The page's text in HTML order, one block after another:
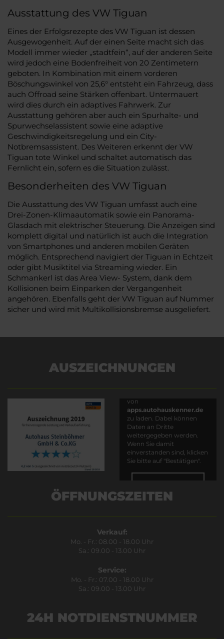
Ausstattung des VW Tiguan
Eines der Erfolgsrezepte des VW Tiguan ist dessen
Ausgewogenheit. Auf der einen Seite macht sich das
Modell immer wieder „stadtfein“, auf der anderen Seite
wird jedoch eine Bodenfreiheit von 20 Zentimetern
geboten. In Kombination mit einem vorderen
Böschungswinkel von 25,6° entsteht ein Fahrzeug, dass
auch Offroad seine Stärken offenbart. Untermauert
wird dies durch ein adaptives Fahrwerk. Zur
Ausstattung gehören aber auch ein Spurhalte- und
Spurwechselassistent sowie eine adaptive
Geschwindigkeitsregelung und ein City-
Notbremsassistent. Des Weiteren erkennt der VW
Tiguan tote Winkel und schaltet automatisch das
Fernlicht ein, sofern es die Situation zulässt.
Besonderheiten des VW Tiguan
Die Ausstattung des VW Tiguan umfasst auch eine
Drei-Zonen-Klimaautomatik sowie ein Panorama-
Glasdach mit elektrischer Steuerung. Die Anzeigen sind
komplett digital und natürlich ist auch die Integration
von Smartphones und anderen mobilen Geräten
möglich. Entsprechend navigiert der Tiguan in Echtzeit
oder gibt Musiktitel via Streaming wieder. Ein
Schmankerl ist das Area View- System, dank dem
Kollisionen beim Einparken der Vergangenheit
angehören. Ebenfalls geht der VW Tiguan auf Nummer
sicher und wird mit Multikollisionsbremse ausgeliefert.
AUSZEICHNUNGEN
von
apps.autohauskenner.de
zu laden. Dabei können
Daten an Dritte
weitergegeben werden.
Wenn Sie damit
einverstanden sind, klicken
Sie bitte auf "Bestätigen".
ÖFFNUNGSZEITEN
Verkauf:
Mo. - Fr.: 08.00 - 18.00 Uhr
Sa.: 09.00 - 13.00 Uhr
Service:
Mo. - Fr.: 07.00 - 18.00 Uhr
Sa.: 09.00 - 13.00 Uhr
24H NOTDIENSTNUMMER